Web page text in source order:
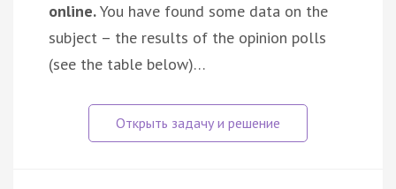
online.You have found some data on the
subject – the results of the opinion polls
(see the table below)…